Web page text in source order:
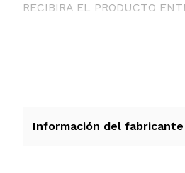
RECIBIRA EL PRODUCTO
Información del fabricante